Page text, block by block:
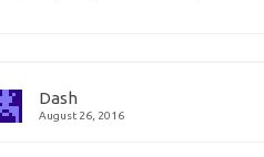
Dash
August 26, 2016